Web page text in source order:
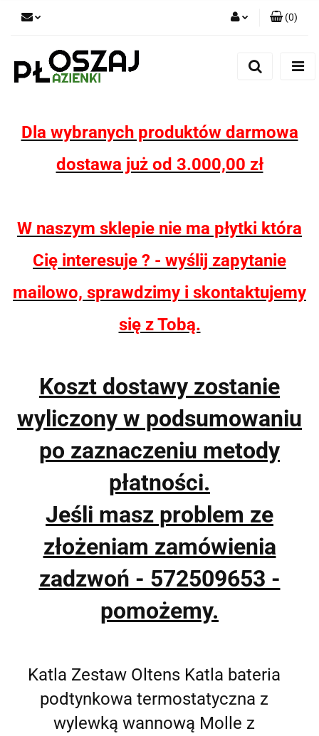
(0)
Dla wybranych produktów darmowa
dostawa już od 3.000,00 zł
W naszym sklepie nie ma płytki która
Cię interesuje ? - wyślij zapytanie
mailowo, sprawdzimy i skontaktujemy
się z Tobą.
Koszt dostawy zostanie
wyliczony w podsumowaniu
po zaznaczeniu metody
płatności.
Jeśli masz problem ze
złożeniam zamówienia
zadzwoń - 572509653 -
pomożemy.
Katla Zestaw Oltens Katla bateria
podtynkowa termostatyczna z
wylewką wannową Molle z